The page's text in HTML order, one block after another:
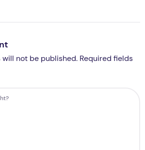
will not be published. Required fields